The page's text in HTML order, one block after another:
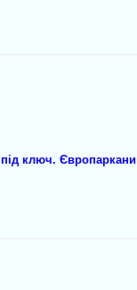
під ключ. Європаркани